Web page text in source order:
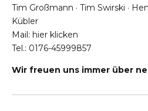
Tim Großmann · Tim Swirski ·
Kübler
Mail: hier klicken
Tel.: 0176-45999857
Wir freuen uns immer über